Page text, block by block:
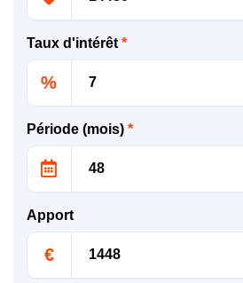
Taux d'intérêt *
%
Période (mois) *
Apport
€